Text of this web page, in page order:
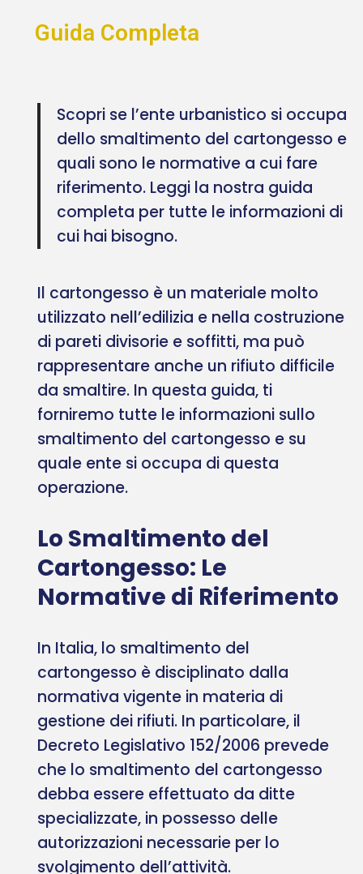
Guida Completa
Scopri se l’ente urbanistico si occupa
dello smaltimento del cartongesso e
quali sono le normative a cui fare
riferimento. Leggi la nostra guida
completa per tutte le informazioni di
cui hai bisogno.
Il cartongesso è un materiale molto
utilizzato nell’edilizia e nella costruzione
di pareti divisorie e soffitti, ma può
rappresentare anche un rifiuto difficile
da smaltire. In questa guida, ti
forniremo tutte le informazioni sullo
smaltimento del cartongesso e su
quale ente si occupa di questa
operazione.
Lo Smaltimento del
Cartongesso: Le
Normative di Riferimento
In Italia, lo smaltimento del
cartongesso è disciplinato dalla
normativa vigente in materia di
gestione dei rifiuti. In particolare, il
Decreto Legislativo 152/2006 prevede
che lo smaltimento del cartongesso
debba essere effettuato da ditte
specializzate, in possesso delle
autorizzazioni necessarie per lo
svolgimento dell’attività.